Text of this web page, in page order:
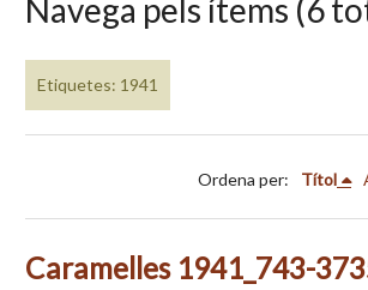
Navega pels ítems (6
Etiquetes: 1941
Ordena per: Títol
Caramelles 1941_743-